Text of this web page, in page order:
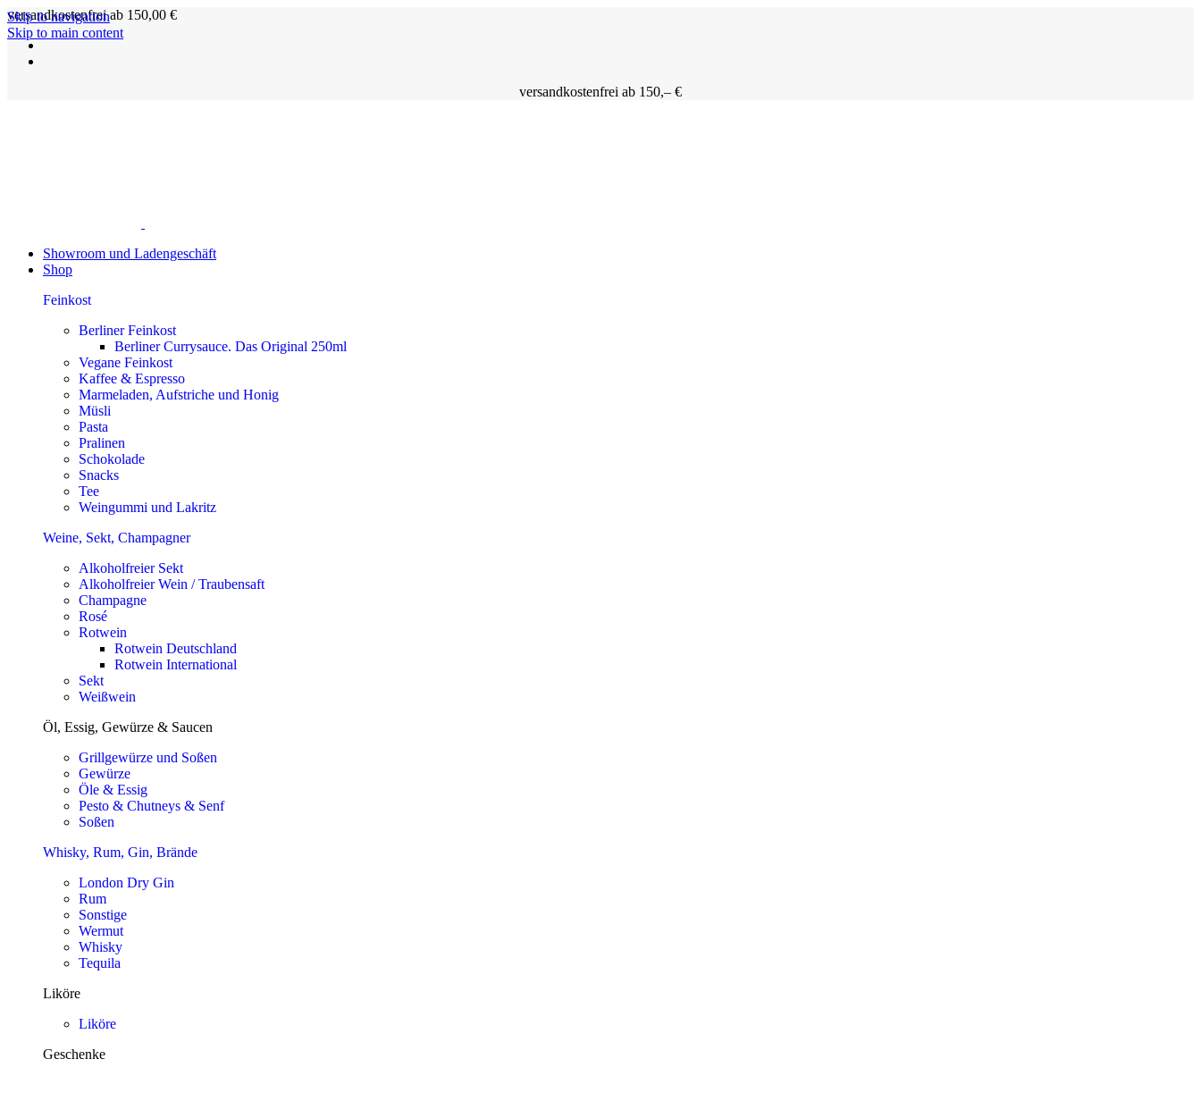
Skip to navigation
Skip to main content
versandkostenfrei ab 150,00 €
versandkostenfrei ab 150,– €
Showroom und Ladengeschäft
Shop
Feinkost
Berliner Feinkost
Berliner Currysauce. Das Original 250ml
Vegane Feinkost
Kaffee & Espresso
Marmeladen, Aufstriche und Honig
Müsli
Pasta
Pralinen
Schokolade
Snacks
Tee
Weingummi und Lakritz
Weine, Sekt, Champagner
Alkoholfreier Sekt
Alkoholfreier Wein / Traubensaft
Champagne
Rosé
Rotwein
Rotwein Deutschland
Rotwein International
Sekt
Weißwein
Öl, Essig, Gewürze & Saucen
Grillgewürze und Soßen
Gewürze
Öle & Essig
Pesto & Chutneys & Senf
Soßen
Whisky, Rum, Gin, Brände
London Dry Gin
Rum
Sonstige
Wermut
Whisky
Tequila
Liköre
Liköre
Geschenke